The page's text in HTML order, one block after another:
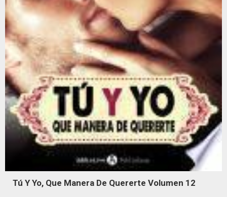
Tú Y Yo, Que Manera De Quererte Volumen 12